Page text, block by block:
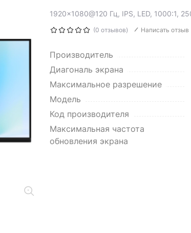
1920x1080@120 Гц, IPS, LED, 1000:1,
(0 отзывов) Написать отзыв
Производитель
Диагональ экрана
Максимальное разрешение
Модель
Код производителя
Максимальная частота
обновления экрана